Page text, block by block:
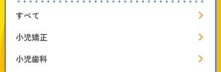
すべて
小児矯正
小児歯科